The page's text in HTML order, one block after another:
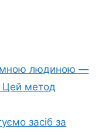
людиною —
Цей метод
засіб за